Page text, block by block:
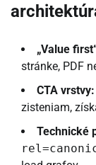
„Value
stránke, PDF
CTA vrstvy:
zisteniam,
Technické